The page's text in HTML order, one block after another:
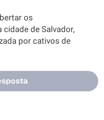
os
de Salvador,
por cativos de